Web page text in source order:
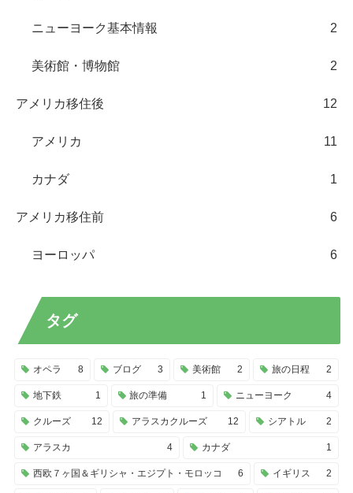
ニューヨーク基本情報 2
美術館・博物館 2
アメリカ移住後 12
アメリカ 11
カナダ 1
アメリカ移住前 6
ヨーロッパ 6
タグ
オペラ 8 ブログ 3 美術館 2 旅の日程 2
地下鉄 1 旅の準備 1 ニューヨーク 4
クルーズ 12 アラスカクルーズ 12 シアトル 2
アラスカ 4 カナダ 1
西欧７ヶ国＆ギリシャ・エジプト・モロッコ 6 イギリス 2